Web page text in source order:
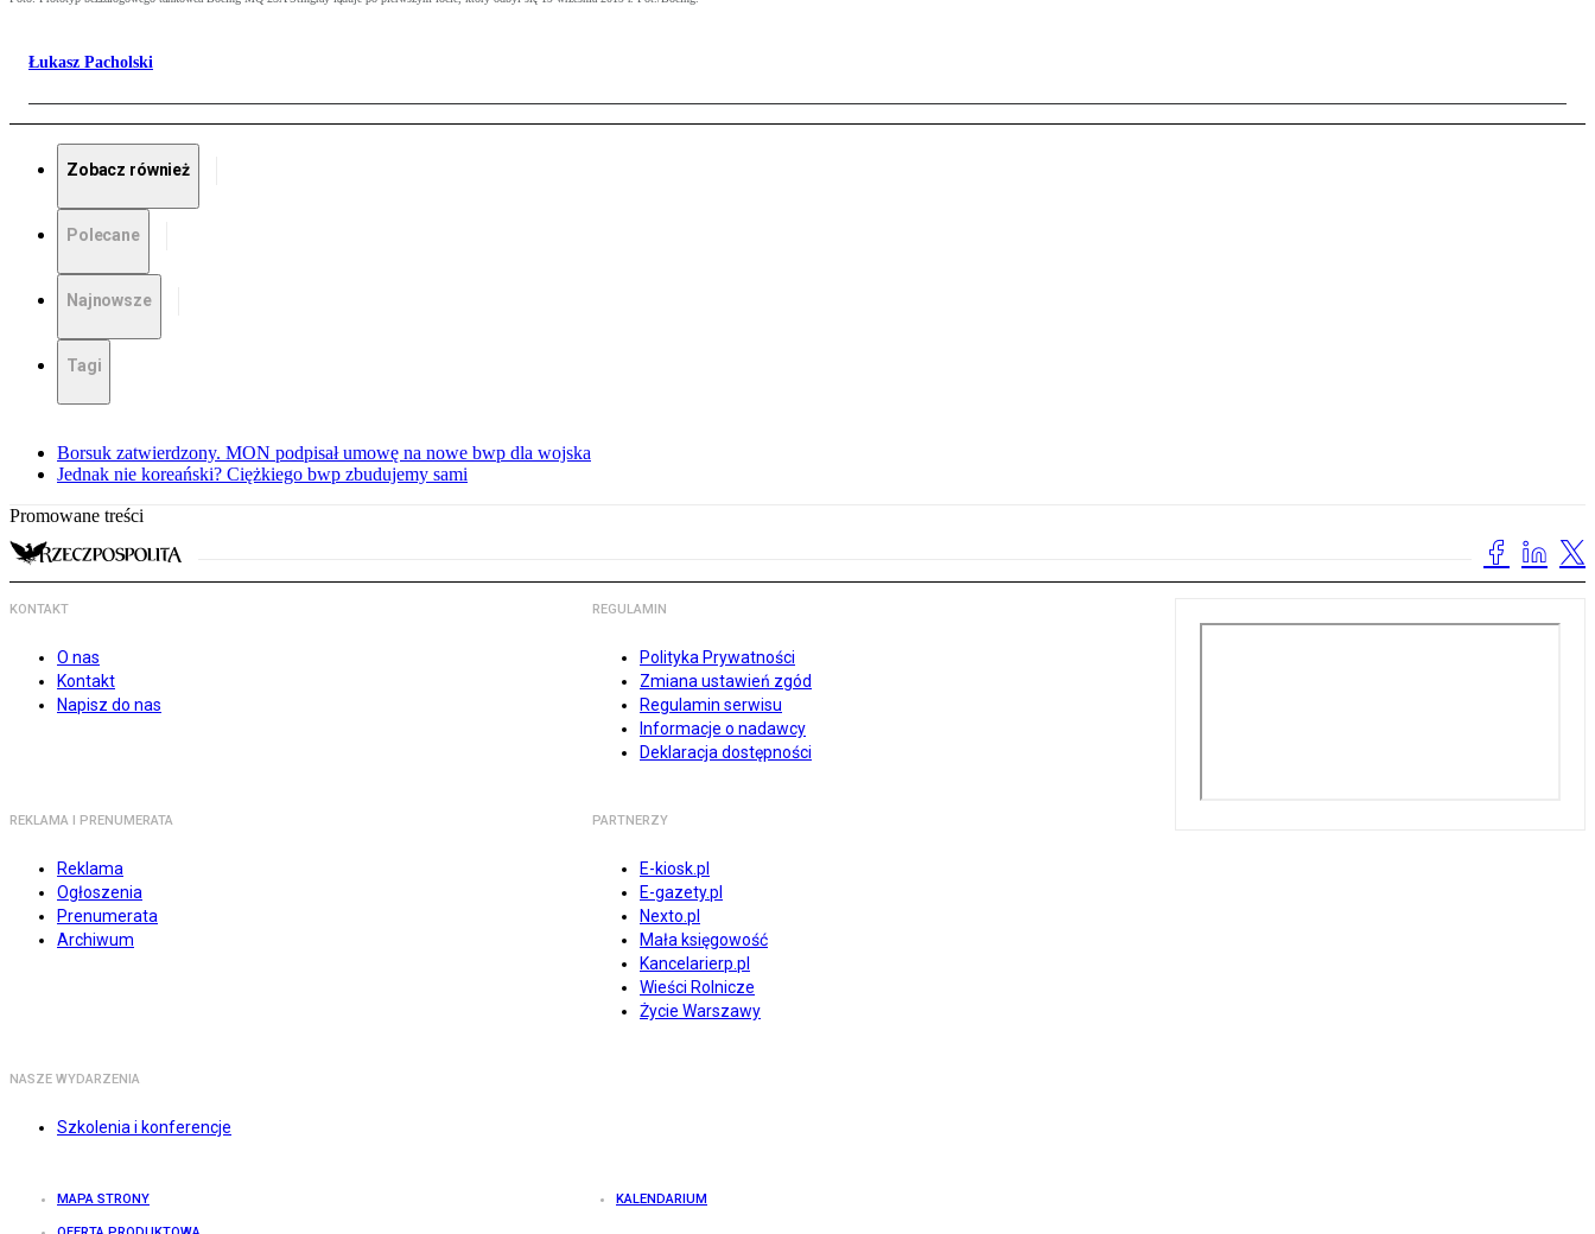
Łukasz Pacholski
Zobacz również
Polecane
Najnowsze
Tagi
Borsuk zatwierdzony. MON podpisał umowę na nowe bwp dla wojska
Jednak nie koreański? Ciężkiego bwp zbudujemy sami
Promowane treści
KONTAKT
O nas
Kontakt
Napisz do nas
REGULAMIN
Polityka Prywatności
Zmiana ustawień zgód
Regulamin serwisu
Informacje o nadawcy
Deklaracja dostępności
REKLAMA I PRENUMERATA
Reklama
Ogłoszenia
Prenumerata
Archiwum
PARTNERZY
E-kiosk.pl
E-gazety.pl
Nexto.pl
Mała księgowość
Kancelarierp.pl
Wieści Rolnicze
Życie Warszawy
NASZE WYDARZENIA
Szkolenia i konferencje
MAPA STRONY KALENDARIUM